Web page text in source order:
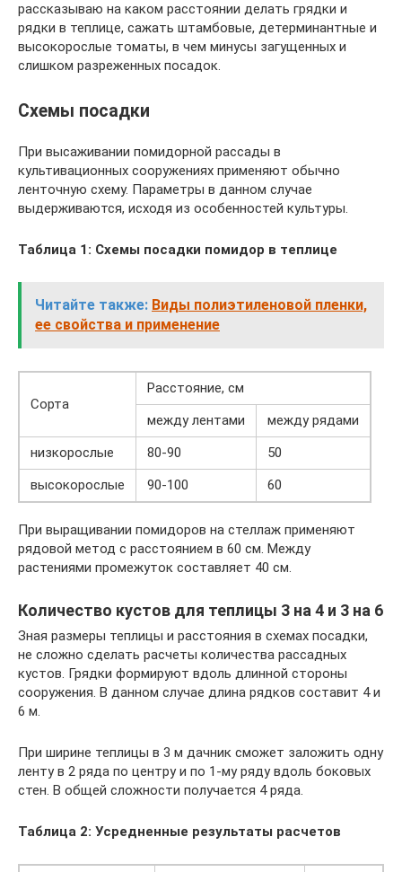
рассказываю на каком расстоянии делать грядки и
рядки в теплице, сажать штамбовые, детерминантные и
высокорослые томаты, в чем минусы загущенных и
слишком разреженных посадок.
Схемы посадки
При высаживании помидорной рассады в
культивационных сооружениях применяют обычно
ленточную схему. Параметры в данном случае
выдерживаются, исходя из особенностей культуры.
Таблица 1: Схемы посадки помидор в теплице
Читайте также: Виды полиэтиленовой пленки,
ее свойства и применение
Сорта
Расстояние, см
между лентами
между рядами
низкорослые
80-90
50
высокорослые
90-100 60
При выращивании помидоров на стеллаж применяют
рядовой метод с расстоянием в 60 см. Между
растениями промежуток составляет 40 см.
Количество кустов для теплицы 3 на 4 и 3 на 6
Зная размеры теплицы и расстояния в схемах посадки,
не сложно сделать расчеты количества рассадных
кустов. Грядки формируют вдоль длинной стороны
сооружения. В данном случае длина рядков составит 4 и
6 м.
При ширине теплицы в 3 м дачник сможет заложить одну
ленту в 2 ряда по центру и по 1-му ряду вдоль боковых
стен. В общей сложности получается 4 ряда.
Таблица 2: Усредненные результаты расчетов